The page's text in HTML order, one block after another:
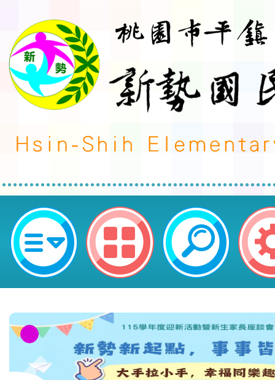
教育部辦理「114年度數位/網路性
音暨海報繪畫比賽」延長徵件時間
踴躍參與-桃園市平鎮區新勢國民小